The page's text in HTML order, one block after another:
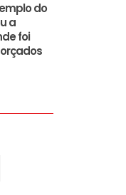
do
a
foi